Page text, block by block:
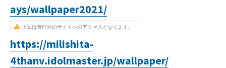
ays/wallpaper2021/
上記は管理外のサイトへのアクセスとなります。
https://milishita-
4thanv.idolmaster.jp/wallpaper/